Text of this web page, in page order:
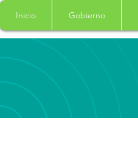
Inicio Gobierno